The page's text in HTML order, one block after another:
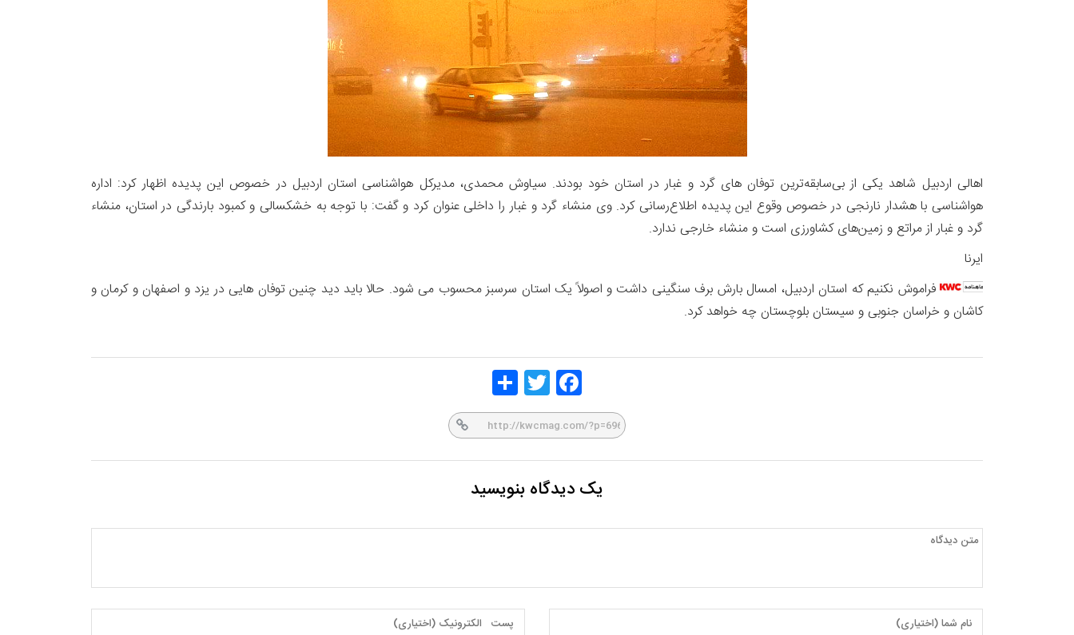
اهالی اردبیل شاهد یکی از بی‌سابقه‌ترین توفان های گرد و غبار در استان خود بودند. سیاوش محمدی، مدیرکل هواشناسی استان اردبیل در خصوص این پدیده اظهار کرد: اداره
هواشناسی با هشدار نارنجی در خصوص وقوع این پدیده اطلاع‌رسانی کرد. وی منشاء گرد و غبار را داخلی عنوان کرد و گفت: با توجه به خشکسالی و کمبود بارندگی در استان، منشاء
گرد و غبار از مراتع و زمین‌های کشاورزی است و منشاء خارجی ندارد.
ایرنا
فراموش نکنیم که استان اردبیل، امسال بارش برف سنگینی داشت و اصولاً یک استان سرسبز محسوب می شود. حالا باید دید چنین توفان هایی در یزد و اصفهان و کرمان و
کاشان و خراسان جنوبی و سیستان بلوچستان چه خواهد کرد.
Face
book
Twitt
er
یک دیدگاه بنویسید